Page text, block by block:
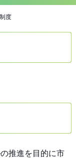
度
推進を目的に市